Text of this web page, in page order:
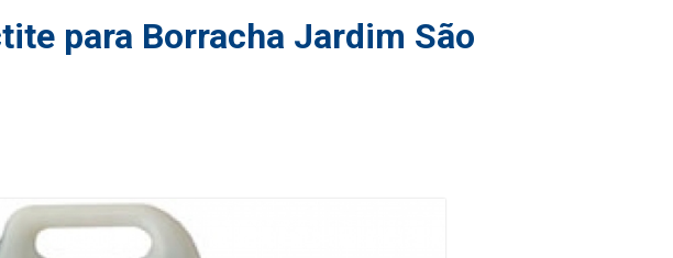
para Borracha Jardim São